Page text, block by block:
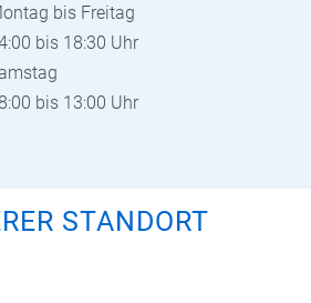
bis Freitag
bis 18:30 Uhr
bis 13:00 Uhr
STANDORT